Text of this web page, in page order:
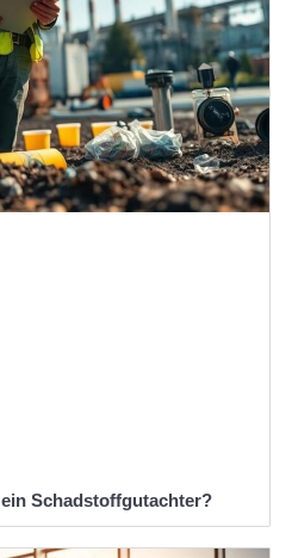
Schadstoffgutachter?